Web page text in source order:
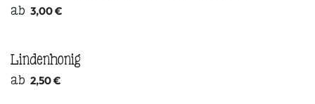
ab 3,00€
Lindenhonig
ab 2,50€